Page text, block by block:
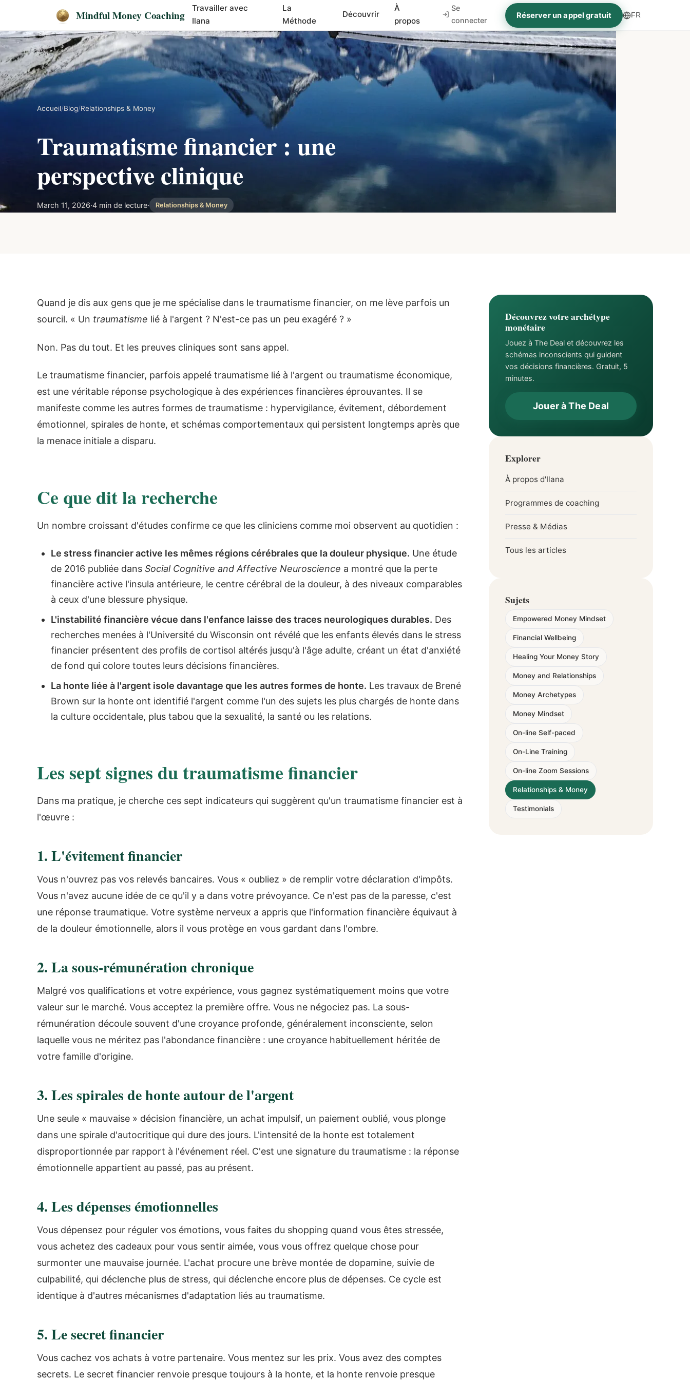
Mindful Money Coaching
Travailler avec
Ilana
La
Méthode
Découvrir
À
propos
Se
connecter
Réserver un appel gratuit FR
Accueil/Blog/Relationships & Money
Traumatisme financier : une
perspective clinique
March 11, 2026·4 min de lecture· Relationships & Money
Quand je dis aux gens que je me spécialise dans le traumatisme financier, on me lève parfois un
sourcil. « Un traumatisme lié à l'argent ? N'est-ce pas un peu exagéré ? »
Non. Pas du tout. Et les preuves cliniques sont sans appel.
Le traumatisme financier, parfois appelé traumatisme lié à l'argent ou traumatisme économique,
est une véritable réponse psychologique à des expériences financières éprouvantes. Il se
manifeste comme les autres formes de traumatisme : hypervigilance, évitement, débordement
émotionnel, spirales de honte, et schémas comportementaux qui persistent longtemps après que
la menace initiale a disparu.
Ce que dit la recherche
Un nombre croissant d'études confirme ce que les cliniciens comme moi observent au quotidien :
Le stress financier active les mêmes régions cérébrales que la douleur physique. Une étude
de 2016 publiée dans Social Cognitive and Affective Neuroscience a montré que la perte
financière active l'insula antérieure, le centre cérébral de la douleur, à des niveaux comparables
à ceux d'une blessure physique.
L'instabilité financière vécue dans l'enfance laisse des traces neurologiques durables. Des
recherches menées à l'Université du Wisconsin ont révélé que les enfants élevés dans le stress
financier présentent des profils de cortisol altérés jusqu'à l'âge adulte, créant un état d'anxiété
de fond qui colore toutes leurs décisions financières.
La honte liée à l'argent isole davantage que les autres formes de honte. Les travaux de Brené
Brown sur la honte ont identifié l'argent comme l'un des sujets les plus chargés de honte dans
la culture occidentale, plus tabou que la sexualité, la santé ou les relations.
Les sept signes du traumatisme financier
Dans ma pratique, je cherche ces sept indicateurs qui suggèrent qu'un traumatisme financier est à
l'œuvre :
1. L'évitement financier
Vous n'ouvrez pas vos relevés bancaires. Vous « oubliez » de remplir votre déclaration d'impôts.
Vous n'avez aucune idée de ce qu'il y a dans votre prévoyance. Ce n'est pas de la paresse, c'est
une réponse traumatique. Votre système nerveux a appris que l'information financière équivaut à
de la douleur émotionnelle, alors il vous protège en vous gardant dans l'ombre.
2. La sous-rémunération chronique
Malgré vos qualifications et votre expérience, vous gagnez systématiquement moins que votre
valeur sur le marché. Vous acceptez la première offre. Vous ne négociez pas. La sous-
rémunération découle souvent d'une croyance profonde, généralement inconsciente, selon
laquelle vous ne méritez pas l'abondance financière : une croyance habituellement héritée de
votre famille d'origine.
3. Les spirales de honte autour de l'argent
Une seule « mauvaise » décision financière, un achat impulsif, un paiement oublié, vous plonge
dans une spirale d'autocritique qui dure des jours. L'intensité de la honte est totalement
disproportionnée par rapport à l'événement réel. C'est une signature du traumatisme : la réponse
émotionnelle appartient au passé, pas au présent.
4. Les dépenses émotionnelles
Vous dépensez pour réguler vos émotions, vous faites du shopping quand vous êtes stressée,
vous achetez des cadeaux pour vous sentir aimée, vous vous offrez quelque chose pour
surmonter une mauvaise journée. L'achat procure une brève montée de dopamine, suivie de
culpabilité, qui déclenche plus de stress, qui déclenche encore plus de dépenses. Ce cycle est
identique à d'autres mécanismes d'adaptation liés au traumatisme.
5. Le secret financier
Vous cachez vos achats à votre partenaire. Vous mentez sur les prix. Vous avez des comptes
secrets. Le secret financier renvoie presque toujours à la honte, et la honte renvoie presque
Découvrez votre archétype
monétaire
Jouez à The Deal et découvrez les
schémas inconscients qui guident
vos décisions financières. Gratuit, 5
minutes.
Jouer à The Deal
Explorer
À propos d'Ilana
Programmes de coaching
Presse & Médias
Tous les articles
Sujets
Empowered Money Mindset
Financial Wellbeing
Healing Your Money Story
Money and Relationships
Money Archetypes
Money Mindset
On-line Self-paced
On-Line Training
On-line Zoom Sessions
Relationships & Money
Testimonials